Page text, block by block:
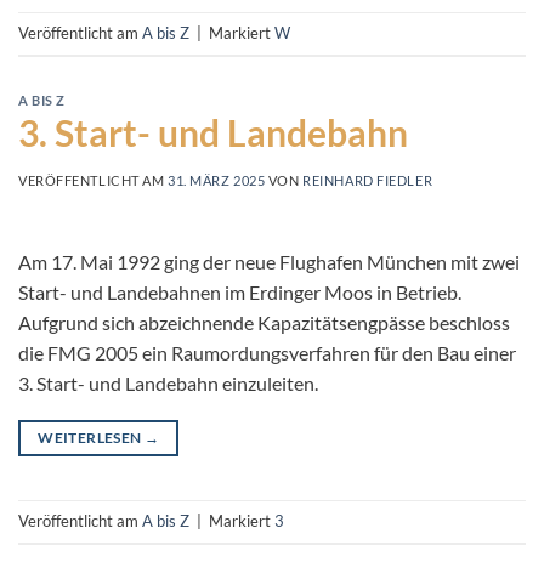
Veröffentlicht am A bis Z MarkiertW
A BIS Z
3. Start- und Landebahn
VERÖFFENTLICHT AM 31. MÄRZ 2025 VON REINHARD FIEDLER
Am 17. Mai 1992 ging der neue Flughafen München mit zwei
Start- und Landebahnen im Erdinger Moos in Betrieb.
Aufgrund sich abzeichnende Kapazitätsengpässe beschloss
die FMG 2005 ein Raumordungsverfahren für den Bau einer
3. Start- und Landebahn einzuleiten.
WEITERLESEN →
Veröffentlicht am A bis Z Markiert3